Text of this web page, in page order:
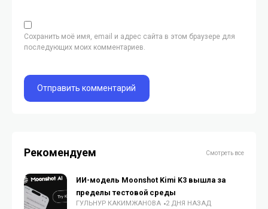
Сохранить моё имя, email и адрес сайта в этом браузере для
последующих моих комментариев.
Рекомендуем Смотреть все
ИИ-модель Moonshot Kimi K3 вышла за
пределы тестовой среды
ГУЛЬНУР КАКИМЖАНОВА 2 ДНЯ НАЗАД